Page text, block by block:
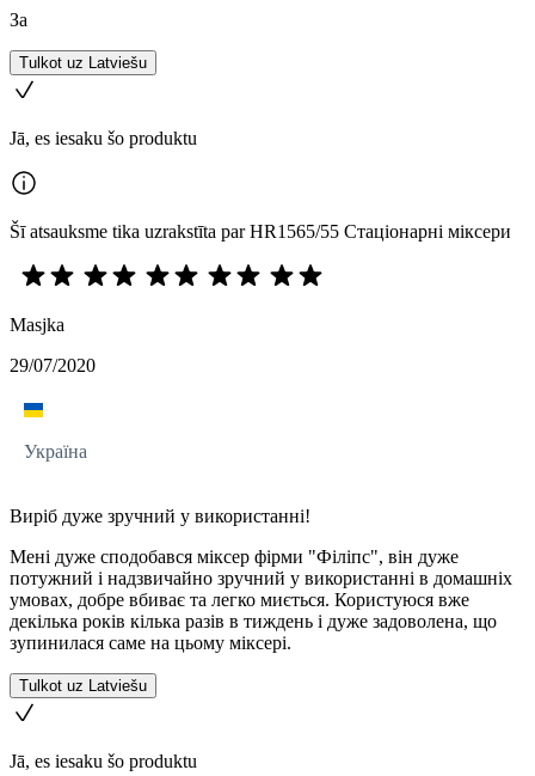
За
Tulkot uz Latviešu
Jā, es iesaku šo produktu
Šī atsauksme tika uzrakstīta par HR1565/55 Стаціонарні міксери
Masjka
29/07/2020
Україна
Виріб дуже зручний у використанні!
Мені дуже сподобався міксер фірми "Філіпс", він дуже
потужний і надзвичайно зручний у використанні в домашніх
умовах, добре вбиває та легко миється. Користуюся вже
декілька років кілька разів в тиждень і дуже задоволена, що
зупинилася саме на цьому міксері.
Tulkot uz Latviešu
Jā, es iesaku šo produktu